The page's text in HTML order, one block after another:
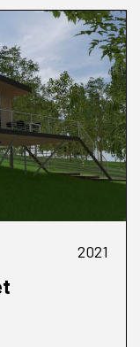
2021